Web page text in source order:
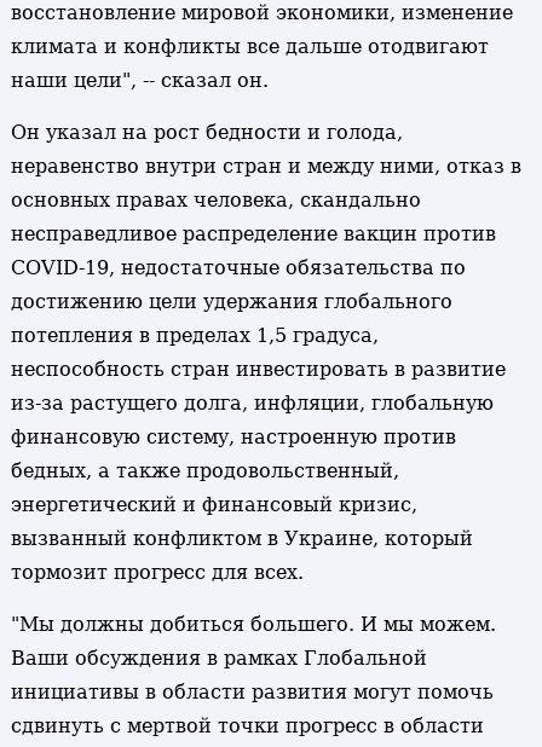
восстановление мировой экономики, изменение
климата и конфликты все дальше отодвигают
наши цели", -- сказал он.
Он указал на рост бедности и голода,
неравенство внутри стран и между ними, отказ в
основных правах человека, скандально
несправедливое распределение вакцин против
COVID-19, недостаточные обязательства по
достижению цели удержания глобального
потепления в пределах 1,5 градуса,
неспособность стран инвестировать в развитие
из-за растущего долга, инфляции, глобальную
финансовую систему, настроенную против
бедных, а также продовольственный,
энергетический и финансовый кризис,
вызванный конфликтом в Украине, который
тормозит прогресс для всех.
"Мы должны добиться большего. И мы можем.
Ваши обсуждения в рамках Глобальной
инициативы в области развития могут помочь
сдвинуть с мертвой точки прогресс в области